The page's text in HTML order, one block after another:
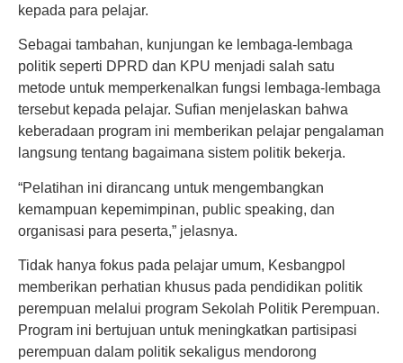
kepada para pelajar.
Sebagai tambahan, kunjungan ke lembaga-lembaga
politik seperti DPRD dan KPU menjadi salah satu
metode untuk memperkenalkan fungsi lembaga-lembaga
tersebut kepada pelajar. Sufian menjelaskan bahwa
keberadaan program ini memberikan pelajar pengalaman
langsung tentang bagaimana sistem politik bekerja.
“Pelatihan ini dirancang untuk mengembangkan
kemampuan kepemimpinan, public speaking, dan
organisasi para peserta,” jelasnya.
Tidak hanya fokus pada pelajar umum, Kesbangpol
memberikan perhatian khusus pada pendidikan politik
perempuan melalui program Sekolah Politik Perempuan.
Program ini bertujuan untuk meningkatkan partisipasi
perempuan dalam politik sekaligus mendorong